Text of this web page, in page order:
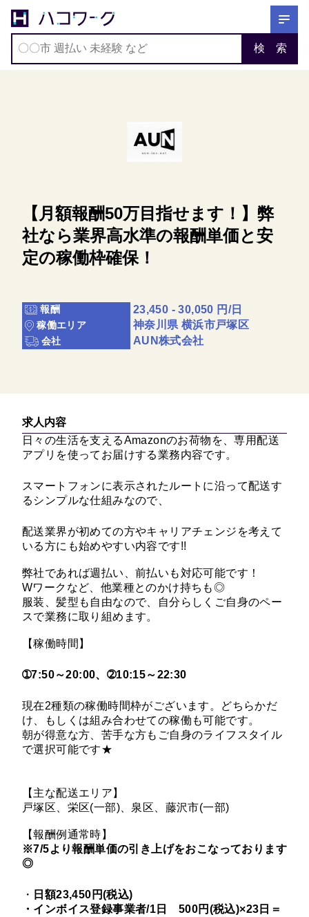
検 索
ハコワークについて
【月額報酬50万目指せます！】弊
社なら業界高水準の報酬単価と安
定の稼働枠確保！
報酬 23,450 - 30,050 円/日
稼働エリア 神奈川県 横浜市戸塚区
会社 AUN株式会社
求人内容
日々の生活を支えるAmazonのお荷物を、専用配送
アプリを使ってお届けする業務内容です。
スマートフォンに表示されたルートに沿って配送す
るシンプルな仕組みなので、
配送業界が初めての方やキャリアチェンジを考えて
いる方にも始めやすい内容です!!
弊社であれば週払い、前払いも対応可能です！
Wワークなど、他業種とのかけ持ちも◎
服装、髪型も自由なので、自分らしくご自身のペー
スで業務に取り組めます。
【稼働時間】
➀7:50～20:00、➁10:15～22:30
現在2種類の稼働時間枠がございます。どちらかだ
け、もしくは組み合わせての稼働も可能です。
朝が得意な方、苦手な方もご自身のライフスタイル
で選択可能です★
【主な配送エリア】
戸塚区、栄区(一部)、泉区、藤沢市(一部)
【報酬例通常時】
※7/5より報酬単価の引き上げをおこなっております
◎
・ 日額23,450円(税込)
・インボイス登録事業者/1日 500円(税込)×23日＝